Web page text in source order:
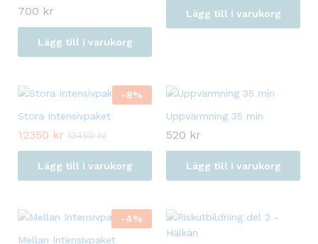
700 kr
Lägg till i varukorg
Lägg till i varukorg
-8%
Stora Intensivpaket
12350 kr 13450kr
Lägg till i varukorg
Uppvärmning 35 min
520 kr
Lägg till i varukorg
-4%
Mellan Intensivpaket